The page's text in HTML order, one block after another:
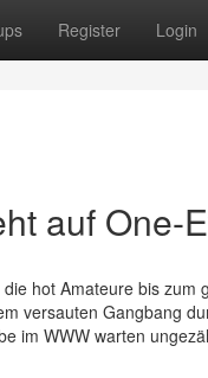
Register Login
auf One-
hot Amateure bis
versauten Gangbang
im WWW warten